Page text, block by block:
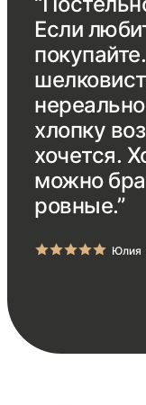
Если
хлопку
хочется.
можно
ровные.”
Юлия